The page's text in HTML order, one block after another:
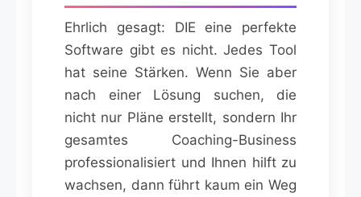
Ehrlich gesagt: DIE eine perfekte
Software gibt es nicht. Jedes Tool
hat seine Stärken. Wenn Sie aber
nach einer Lösung suchen, die
nicht nur Pläne erstellt, sondern Ihr
gesamtes Coaching-Business
professionalisiert und Ihnen hilft zu
wachsen, dann führt kaum ein Weg